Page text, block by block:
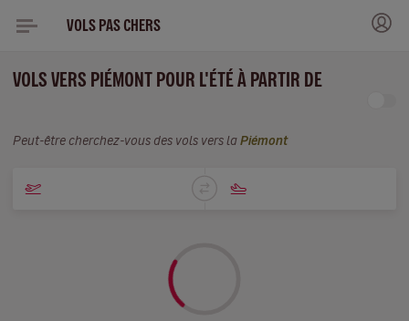
VOLS PAS CHERS
VOLS VERS PIÉMONT POUR L'ÉTÉ À PARTIR DE
Peut-être cherchez-vous des vols vers la Piémont